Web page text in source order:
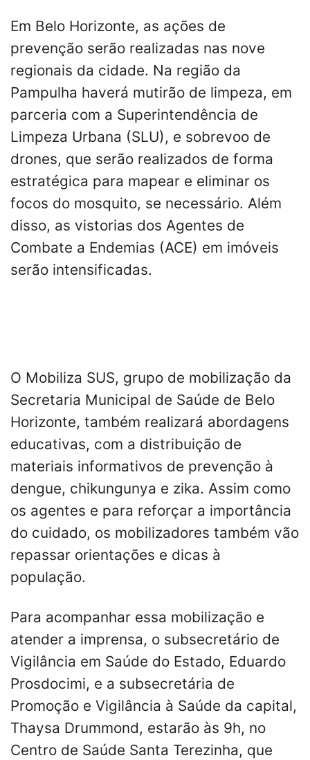
Em Belo Horizonte, as ações de
prevenção serão realizadas nas nove
regionais da cidade. Na região da
Pampulha haverá mutirão de limpeza, em
parceria com a Superintendência de
Limpeza Urbana (SLU), e sobrevoo de
drones, que serão realizados de forma
estratégica para mapear e eliminar os
focos do mosquito, se necessário. Além
disso, as vistorias dos Agentes de
Combate a Endemias (ACE) em imóveis
serão intensificadas.
O Mobiliza SUS, grupo de mobilização da
Secretaria Municipal de Saúde de Belo
Horizonte, também realizará abordagens
educativas, com a distribuição de
materiais informativos de prevenção à
dengue, chikungunya e zika. Assim como
os agentes e para reforçar a importância
do cuidado, os mobilizadores também vão
repassar orientações e dicas à
população.
Para acompanhar essa mobilização e
atender a imprensa, o subsecretário de
Vigilância em Saúde do Estado, Eduardo
Prosdocimi, e a subsecretária de
Promoção e Vigilância à Saúde da capital,
Thaysa Drummond, estarão às 9h, no
Centro de Saúde Santa Terezinha, que